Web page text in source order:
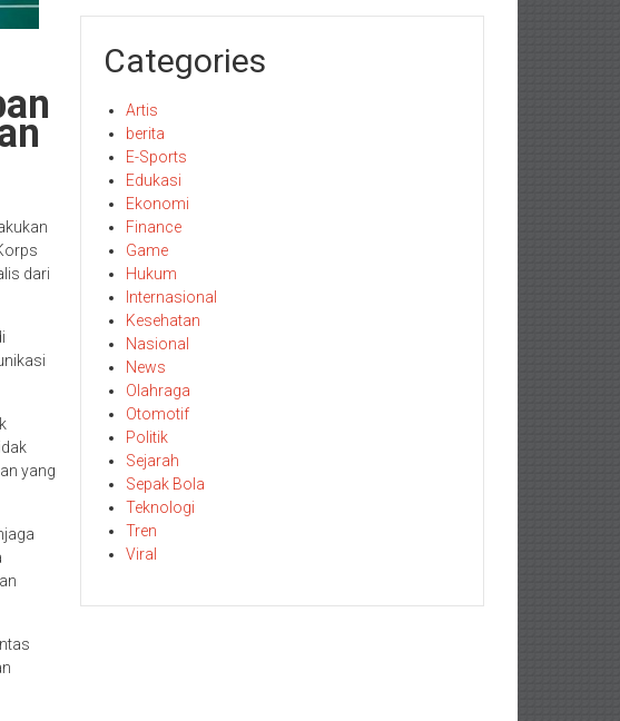
dari
yang
Categories
Artis
berita
E-Sports
Edukasi
Ekonomi
Finance
Game
Hukum
Internasional
Kesehatan
Nasional
News
Olahraga
Otomotif
Politik
Sejarah
Sepak Bola
Teknologi
Tren
Viral